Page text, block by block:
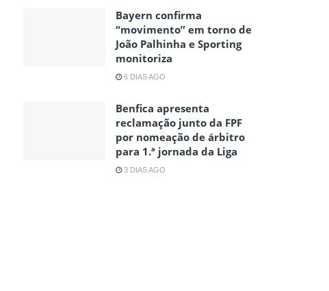
Bayern confirma
“movimento” em torno de
João Palhinha e Sporting
monitoriza
6 DIAS AGO
Benfica apresenta
reclamação junto da FPF
por nomeação de árbitro
para 1.ª jornada da Liga
3 DIAS AGO